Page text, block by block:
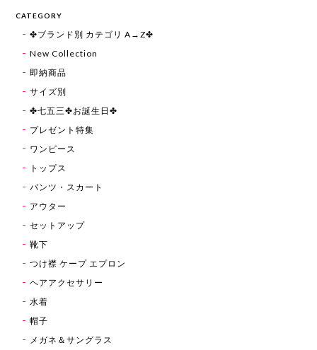
CATEGORY
✤ブランド別 カテゴリ A→Z✤
New Collection
即納商品
サイズ別
✤七五三✤お誕生日✤
プレゼント特集
ワンピース
トップス
パンツ・スカート
アウター
セットアップ
靴下
つけ襟 ケープ エプロン
ヘアアクセサリー
水着
帽子
メガネ＆サングラス